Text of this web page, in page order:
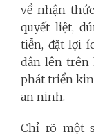
về nhận
quyết liệt,
tiễn, đặt lợi
dân lên trên
phát triển
an ninh.
Chỉ rõ một